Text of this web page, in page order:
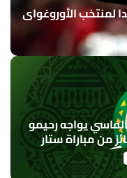
لمنتخب الأوروغواي
يواجه رحيمو
من مباراة ستار